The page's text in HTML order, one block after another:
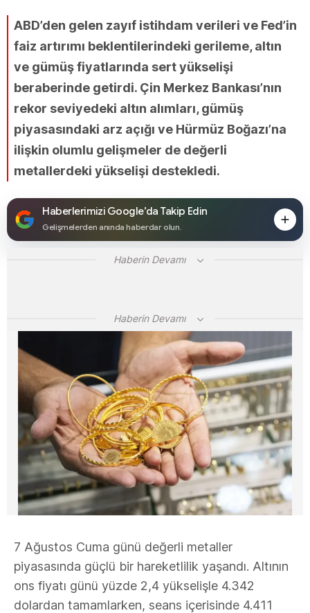
ABD’den gelen zayıf istihdam verileri ve Fed’in
faiz artırımı beklentilerindeki gerileme, altın
ve gümüş fiyatlarında sert yükselişi
beraberinde getirdi. Çin Merkez Bankası’nın
rekor seviyedeki altın alımları, gümüş
piyasasındaki arz açığı ve Hürmüz Boğazı’na
ilişkin olumlu gelişmeler de değerli
metallerdeki yükselişi destekledi.
Haberlerimizi Google’da Takip Edin
Gelişmelerden anında haberdar olun.
Haberin Devamı
Haberin Devamı
7 Ağustos Cuma günü değerli metaller
piyasasında güçlü bir hareketlilik yaşandı. Altının
ons fiyatı günü yüzde 2,4 yükselişle 4.342
dolardan tamamlarken, seans içerisinde 4.411